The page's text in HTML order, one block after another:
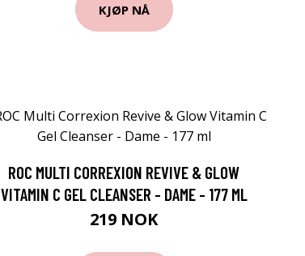
KJØP NÅ
ROC MULTI CORREXION REVIVE & GLOW
VITAMIN C GEL CLEANSER - DAME - 177 ML
219 NOK